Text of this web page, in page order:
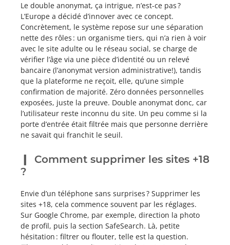
Le double anonymat, ça intrigue, n’est-ce pas ?
L’Europe a décidé d’innover avec ce concept.
Concrètement, le système repose sur une séparation
nette des rôles : un organisme tiers, qui n’a rien à voir
avec le site adulte ou le réseau social, se charge de
vérifier l’âge via une pièce d’identité ou un relevé
bancaire (l’anonymat version administrative!), tandis
que la plateforme ne reçoit, elle, qu’une simple
confirmation de majorité. Zéro données personnelles
exposées, juste la preuve. Double anonymat donc, car
l’utilisateur reste inconnu du site. Un peu comme si la
porte d’entrée était filtrée mais que personne derrière
ne savait qui franchit le seuil.
Comment supprimer les sites +18
?
Envie d’un téléphone sans surprises ? Supprimer les
sites +18, cela commence souvent par les réglages.
Sur Google Chrome, par exemple, direction la photo
de profil, puis la section SafeSearch. Là, petite
hésitation : filtrer ou flouter, telle est la question.